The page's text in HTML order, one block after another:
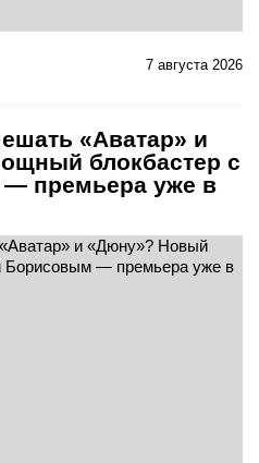
7 августа 2026
«Аватар» и
блокбастер с
премьера уже в